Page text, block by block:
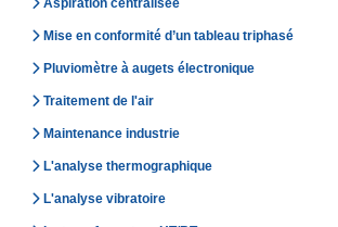
Aspiration centralisée
Mise en conformité d’un tableau triphasé
Pluviomètre à augets électronique
Traitement de l'air
Maintenance industrie
L'analyse thermographique
L'analyse vibratoire